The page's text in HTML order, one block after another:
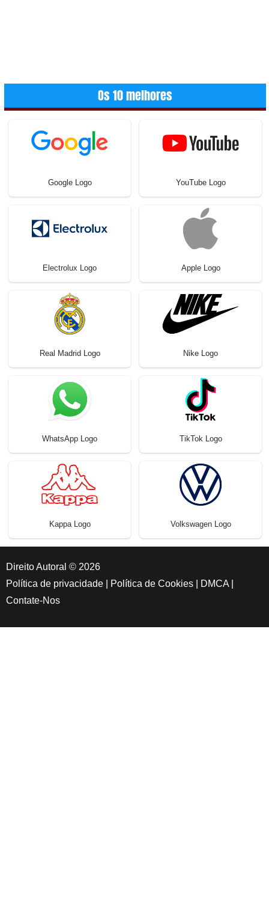
Os 10 melhores
Google Logo YouTube Logo
Electrolux Logo Apple Logo
Real Madrid Logo Nike Logo
WhatsApp Logo TikTok Logo
Kappa Logo Volkswagen Logo
Direito Autoral © 2026
Política de privacidade
Política de Cookies DMCA
Contate-Nos